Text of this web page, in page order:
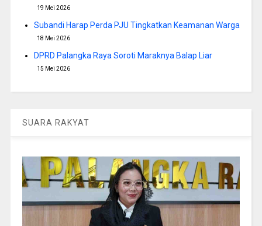
19 Mei 2026
Subandi Harap Perda PJU Tingkatkan Keamanan Warga
18 Mei 2026
DPRD Palangka Raya Soroti Maraknya Balap Liar
15 Mei 2026
SUARA RAKYAT